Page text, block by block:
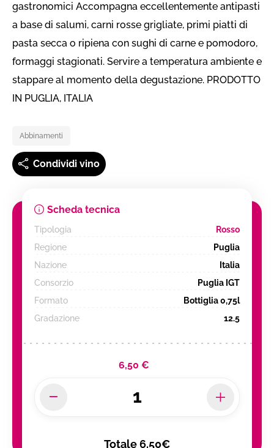
gastronomici Accompagna eccellentemente antipasti
a base di salumi, carni rosse grigliate, primi piatti di
pasta secca o ripiena con sughi di carne e pomodoro,
formaggi stagionati. Servire a temperatura ambiente e
stappare al momento della degustazione. PRODOTTO
IN PUGLIA, ITALIA
Abbinamenti
Condividi vino
Scheda tecnica
Tipologia
Rosso
Regione
Puglia
Nazione
Italia
Consorzio
Puglia IGT
Formato
Bottiglia 0,75l
Gradazione
12.5
6,50 €
Totale6.50€